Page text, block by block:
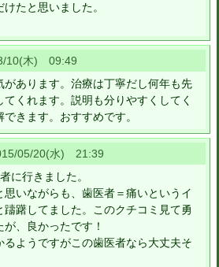
たと思いました。
木) 09:49
があります。治療は丁寧だし何年も先
くれます。説明も分りやすくしてく
きます。おすすめです。
05/20(水) 21:39
に行きました。
いながらも、歯医者＝痛いというイ
躊躇してました。このクチコミ見て勇
、良かったです！
るようですがこの歯医者なら大丈夫そ